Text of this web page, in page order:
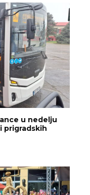
u nedelju
prigradskih